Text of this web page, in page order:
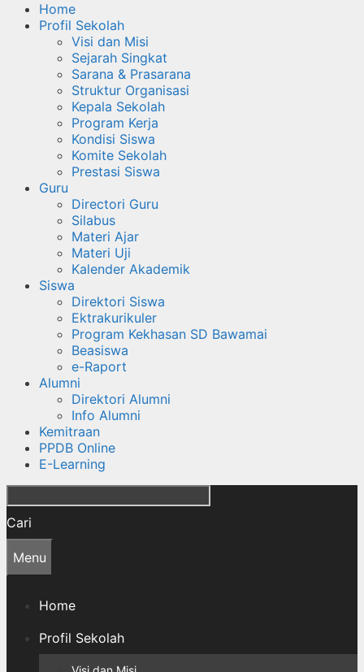
Home
Profil Sekolah
Visi dan Misi
Sejarah Singkat
Sarana & Prasarana
Struktur Organisasi
Kepala Sekolah
Program Kerja
Kondisi Siswa
Komite Sekolah
Prestasi Siswa
Guru
Directori Guru
Silabus
Materi Ajar
Materi Uji
Kalender Akademik
Siswa
Direktori Siswa
Ektrakurikuler
Program Kekhasan SD Bawamai
Beasiswa
e-Raport
Alumni
Direktori Alumni
Info Alumni
Kemitraan
PPDB Online
E-Learning
Cari
Menu
Home
Profil Sekolah